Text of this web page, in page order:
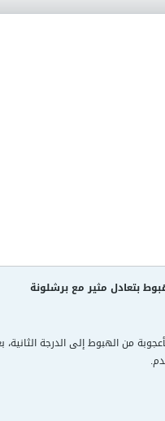
بتعادل مثير مع برشلونة